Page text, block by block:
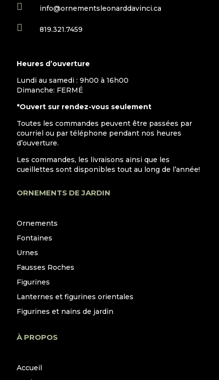
 info@ornementsleonarddavinci.ca
 819.321.7459
Heures d’ouverture
Lundi au samedi : 9h00 à 16h00
Dimanche: FERMÉ
*Ouvert sur rendez-vous seulement
Toutes les commandes peuvent être passées par
courriel ou par téléphone pendant nos heures
d’ouverture.
Les commandes, les livraisons ainsi que les
cueillettes sont disponibles tout au long de l’année!
ORNEMENTS DE JARDIN
Ornements
Fontaines
Urnes
Fausses Roches
Figurines
Lanternes et figurines orientales
Figurines et nains de jardin
À PROPOS
Accueil